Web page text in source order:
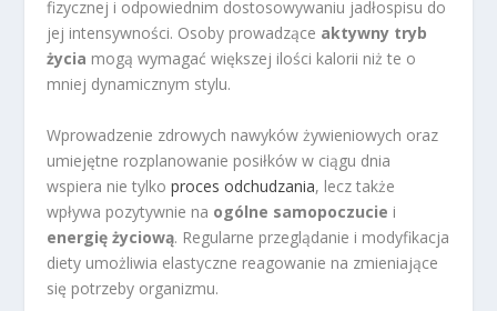
fizycznej i odpowiednim dostosowywaniu jadłospisu do
jej intensywności. Osoby prowadzące aktywny tryb
życia mogą wymagać większej ilości kalorii niż te o
mniej dynamicznym stylu.
Wprowadzenie zdrowych nawyków żywieniowych oraz
umiejętne rozplanowanie posiłków w ciągu dnia
wspiera nie tylkoproces odchudzania, lecz także
wpływa pozytywnie na ogólne samopoczucie i
energię życiową. Regularne przeglądanie i modyfikacja
diety umożliwia elastyczne reagowanie na zmieniające
się potrzeby organizmu.